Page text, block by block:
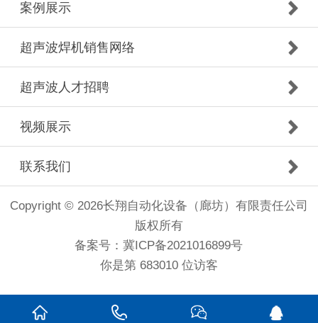
案例展示
超声波焊机销售网络
超声波人才招聘
视频展示
联系我们
Copyright © 2026长翔自动化设备（廊坊）有限责任公司
版权所有
备案号：冀ICP备2021016899号
你是第 683010 位访客